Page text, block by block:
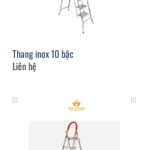
Thang inox 10 bậc
Liên hệ